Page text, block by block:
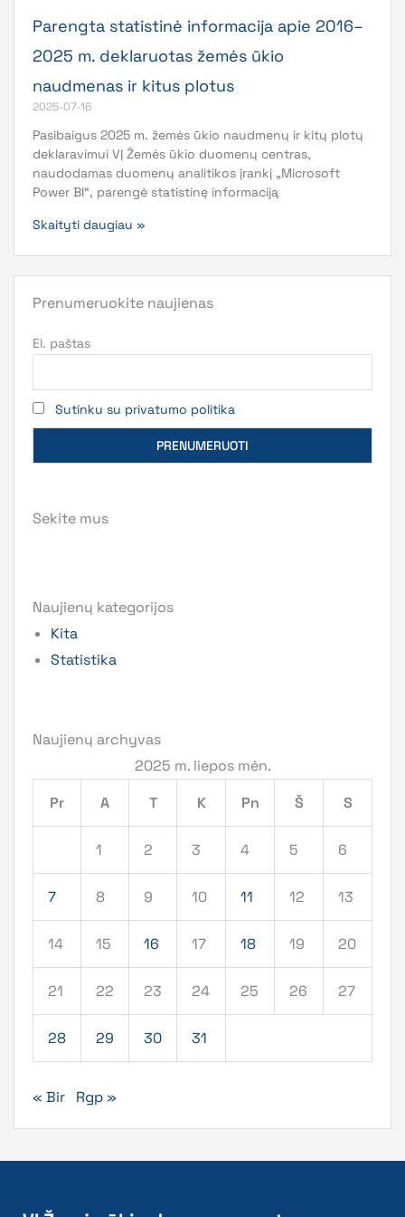
Parengta statistinė informacija apie 2016–
2025 m. deklaruotas žemės ūkio
naudmenas ir kitus plotus
2025-07-16
Pasibaigus 2025 m. žemės ūkio naudmenų ir kitų plotų
deklaravimui VĮ Žemės ūkio duomenų centras,
naudodamas duomenų analitikos įrankį „Microsoft
Power BI“, parengė statistinę informaciją
Skaityti daugiau »
Prenumeruokite naujienas
El. paštas
Sutinku su privatumo politika
Sekite mus
Naujienų kategorijos
Kita
Statistika
Naujienų archyvas
2025 m. liepos mėn.
Pr
A T K Pn Š S
1 2 3 4 5 6
7 8 9 10 11 12 13
14 15 16 17 18 19 20
21 22 23 24 25 26 27
28 29 30 31
« Bir Rgp »